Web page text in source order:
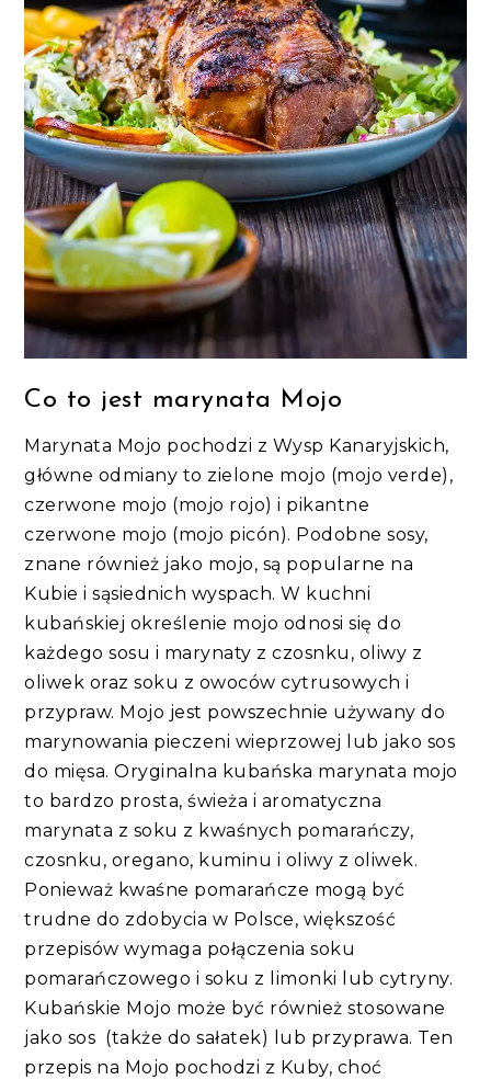
Co to jest marynata Mojo
Marynata Mojo pochodzi z Wysp Kanaryjskich,
główne odmiany to zielone mojo (mojo verde),
czerwone mojo (mojo rojo) i pikantne
czerwone mojo (mojo picón). Podobne sosy,
znane również jako mojo, są popularne na
Kubie i sąsiednich wyspach. W kuchni
kubańskiej określenie mojo odnosi się do
każdego sosu i marynaty z czosnku, oliwy z
oliwek oraz soku z owoców cytrusowych i
przypraw. Mojo jest powszechnie używany do
marynowania pieczeni wieprzowej lub jako sos
do mięsa. Oryginalna kubańska marynata mojo
to bardzo prosta, świeża i aromatyczna
marynata z soku z kwaśnych pomarańczy,
czosnku, oregano, kuminu i oliwy z oliwek.
Ponieważ kwaśne pomarańcze mogą być
trudne do zdobycia w Polsce, większość
przepisów wymaga połączenia soku
pomarańczowego i soku z limonki lub cytryny.
Kubańskie Mojo może być również stosowane
jako sos (także do sałatek) lub przyprawa. Ten
przepis na Mojo pochodzi z Kuby, choć